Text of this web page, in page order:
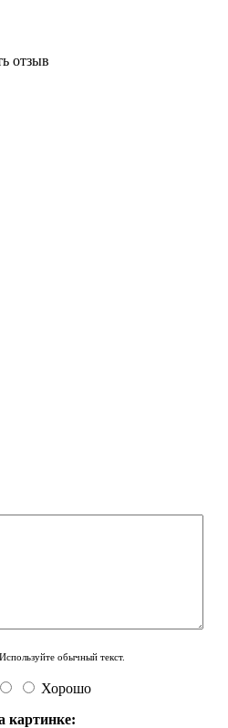
отзыв
обычный текст.
Хорошо
картинке: